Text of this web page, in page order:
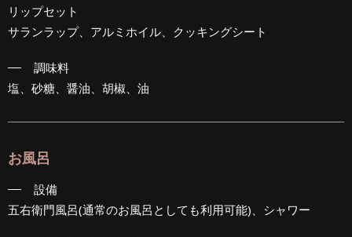
リップセット
サランラップ、アルミホイル、クッキングシート
調味料
塩、砂糖、醤油、胡椒、油
お風呂
設備
五右衛門風呂(通常のお風呂としても利用可能)、シャワー